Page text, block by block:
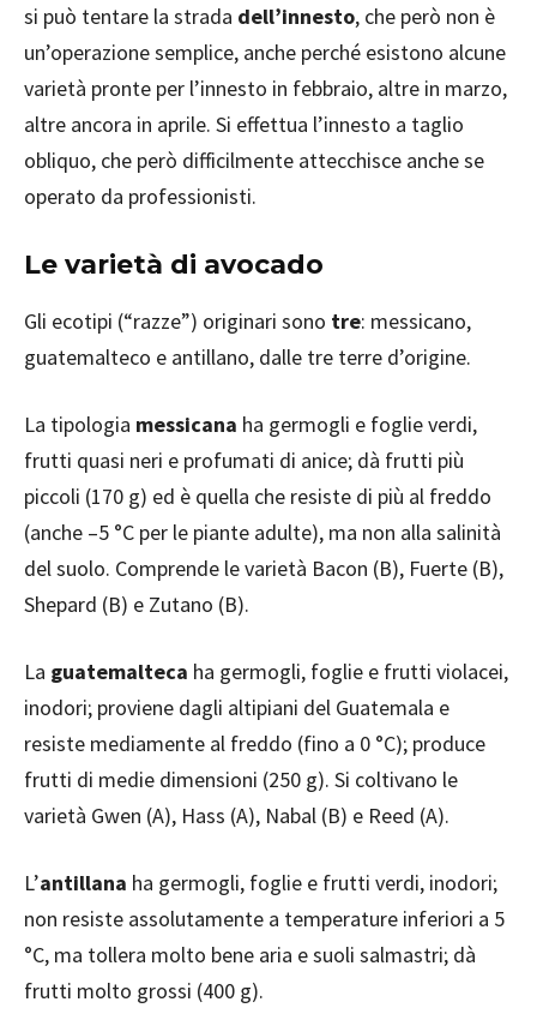
si può tentare la strada dell’innesto, che però non è
un’operazione semplice, anche perché esistono alcune
varietà pronte per l’innesto in febbraio, altre in marzo,
altre ancora in aprile. Si effettua l’innesto a taglio
obliquo, che però difficilmente attecchisce anche se
operato da professionisti.
Le varietà di avocado
Gli ecotipi (“razze”) originari sono tre: messicano,
guatemalteco e antillano, dalle tre terre d’origine.
La tipologia messicana ha germogli e foglie verdi,
frutti quasi neri e profumati di anice; dà frutti più
piccoli (170 g) ed è quella che resiste di più al freddo
(anche –5 °C per le piante adulte), ma non alla salinità
del suolo. Comprende le varietà Bacon (B), Fuerte (B),
Shepard (B) e Zutano (B).
La guatemalteca ha germogli, foglie e frutti violacei,
inodori; proviene dagli altipiani del Guatemala e
resiste mediamente al freddo (fino a 0 °C); produce
frutti di medie dimensioni (250 g). Si coltivano le
varietà Gwen (A), Hass (A), Nabal (B) e Reed (A).
L’antillana ha germogli, foglie e frutti verdi, inodori;
non resiste assolutamente a temperature inferiori a 5
°C, ma tollera molto bene aria e suoli salmastri; dà
frutti molto grossi (400 g).